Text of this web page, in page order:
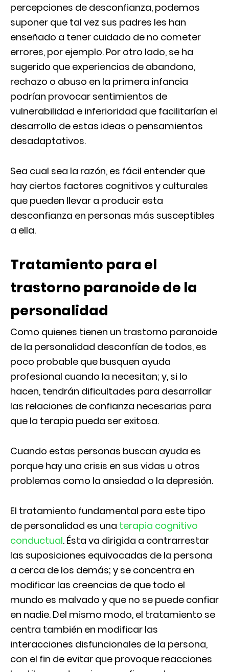
percepciones de desconfianza, podemos
suponer que tal vez sus padres les han
enseñado a tener cuidado de no cometer
errores, por ejemplo. Por otro lado, se ha
sugerido que experiencias de abandono,
rechazo o abuso en la primera infancia
podrían provocar sentimientos de
vulnerabilidad e inferioridad que facilitarían el
desarrollo de estas ideas o pensamientos
desadaptativos.
Sea cual sea la razón, es fácil entender que
hay ciertos factores cognitivos y culturales
que pueden llevar a producir esta
desconfianza en personas más susceptibles
a ella.
Tratamiento para el
trastorno paranoide de la
personalidad
Como quienes tienen un trastorno paranoide
de la personalidad desconfían de todos, es
poco probable que busquen ayuda
profesional cuando la necesitan; y, si lo
hacen, tendrán dificultades para desarrollar
las relaciones de confianza necesarias para
que la terapia pueda ser exitosa.
Cuando estas personas buscan ayuda es
porque hay una crisis en sus vidas u otros
problemas como la ansiedad o la depresión.
El tratamiento fundamental para este tipo
de personalidad es una terapia cognitivo
conductual. Ésta va dirigida a contrarrestar
las suposiciones equivocadas de la persona
a cerca de los demás; y se concentra en
modificar las creencias de que todo el
mundo es malvado y que no se puede confiar
en nadie. Del mismo modo, el tratamiento se
centra también en modificar las
interacciones disfuncionales de la persona,
con el fin de evitar que provoque reacciones